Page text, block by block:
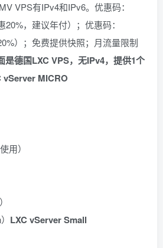
VPS有IPv4和IPv6。优惠码：
，建议年付）；优惠码：
）；免费提供快照；月流量限制
是德国LXC VPS，无IPv4，提供1个
vServer MICRO
用）
LXC vServer Small